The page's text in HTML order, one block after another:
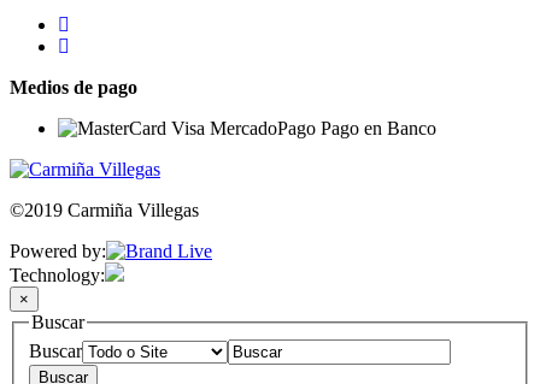
Medios de pago
©2019 Carmiña Villegas
Powered by:
Technology:
×
Buscar
Buscar